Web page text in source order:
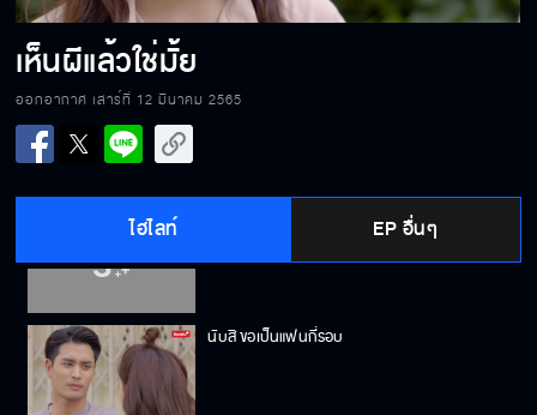
เห็นผีแล้วใช่มั้ย
ออกอากาศ เสาร์ที่ 12 มีนาคม 2565
ไฮไลท์ EP อื่นๆ
ตอบได้หรือยังว่าจะเป็นแฟนผมมั้ย
ไม่ได้มาขอเงินแต่มาขออนุญาต
นับสิ ขอเป็นแฟนกี่รอบ